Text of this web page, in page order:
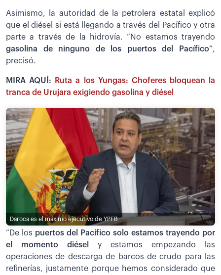
Asimismo, la autoridad de la petrolera estatal explicó
que el diésel si está llegando a través del Pacífico y otra
parte a través de la hidrovía. “No estamos trayendo
gasolina de ninguno de los puertos del Pacífico”,
precisó.
MIRA AQUÍ:
Ruta a los Yungas: Choferes bloquean la
tranca de Urujara exigiendo gasolina y diésel
Daroca es el máximo ejecutivo de YPFB
“De los puertos del Pacífico solo estamos trayendo por
el momento diésel y estamos empezando las
operaciones de descarga de barcos de crudo para las
refinerías, justamente porque hemos considerado que